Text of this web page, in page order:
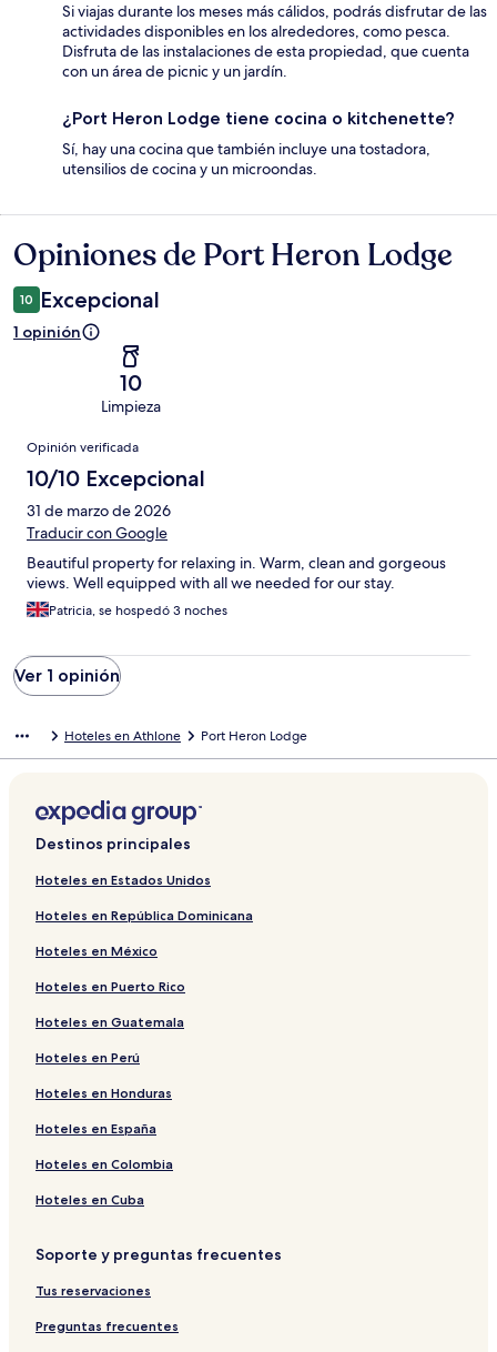
Si viajas durante los meses más cálidos, podrás disfrutar de las
actividades disponibles en los alrededores, como pesca.
Disfruta de las instalaciones de esta propiedad, que cuenta
con un área de picnic y un jardín.
¿Port Heron Lodge tiene cocina o kitchenette?
Sí, hay una cocina que también incluye una tostadora,
utensilios de cocina y un microondas.
Opiniones
Opiniones de Port Heron Lodge
10 Excepcional
1 opinión
10
Limpieza
Opiniones
Opinión verificada
10/10 Excepcional
31 de marzo de 2026
Traducir con Google
Beautiful property for relaxing in. Warm, clean and gorgeous
views. Well equipped with all we needed for our stay.
Patricia, se hospedó 3 noches
Ver 1 opinión
Hoteles en Athlone Port Heron Lodge
Destinos principales
Hoteles en Estados Unidos
Hoteles en República Dominicana
Hoteles en México
Hoteles en Puerto Rico
Hoteles en Guatemala
Hoteles en Perú
Hoteles en Honduras
Hoteles en España
Hoteles en Colombia
Hoteles en Cuba
Soporte y preguntas frecuentes
Tus reservaciones
Preguntas frecuentes